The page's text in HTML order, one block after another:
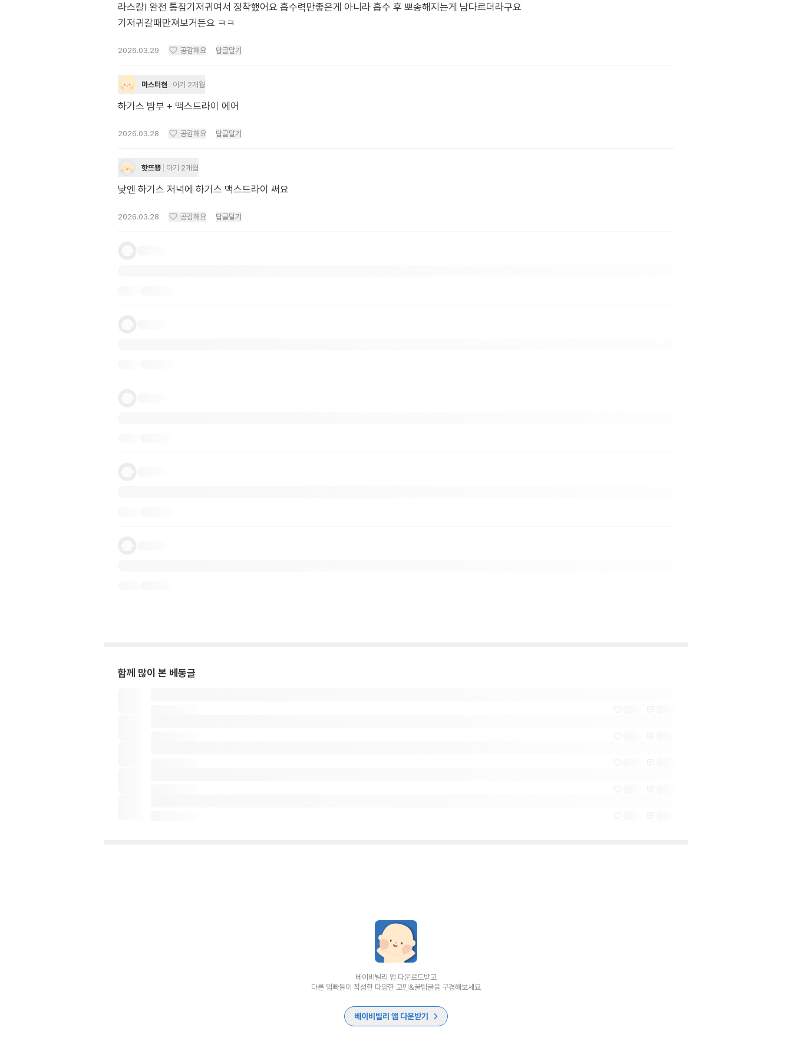
라스칼! 완전 통잠기저귀여서 정착했어요 흡수력만좋은게 아니라 흡수 후 뽀송해지는게 남다르더라구요
기저귀갈때만져보거든요 ㅋㅋ
2026.03.29 공감해요 답글달기
마스터현 아기 2개월
하기스 밤부 + 맥스드라이 에어
2026.03.28 공감해요 답글달기
핫뜨뿅 아기 2개월
낮엔 하기스 저녁에 하기스 맥스드라이 써요
2026.03.28 공감해요 답글달기
함께 많이 본 베동글
베이비빌리 앱 다운로드받고
다른 엄빠들이 작성한 다양한 고민&꿀팁글을 구경해보세요
베이비빌리 앱 다운받기